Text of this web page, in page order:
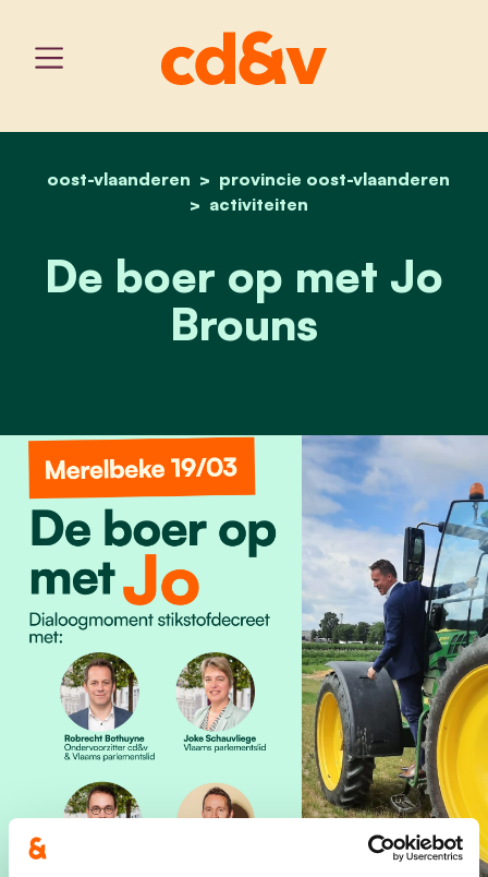
home
oost-vlaanderen
provincie oost-vlaanderen
activiteiten
de boer op met jo
De boer op met Jo
Brouns